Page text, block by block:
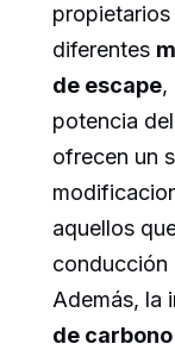
diferentes
de escape,
potencia
ofrecen un
aquellos
conducción
Además, la
de carbono